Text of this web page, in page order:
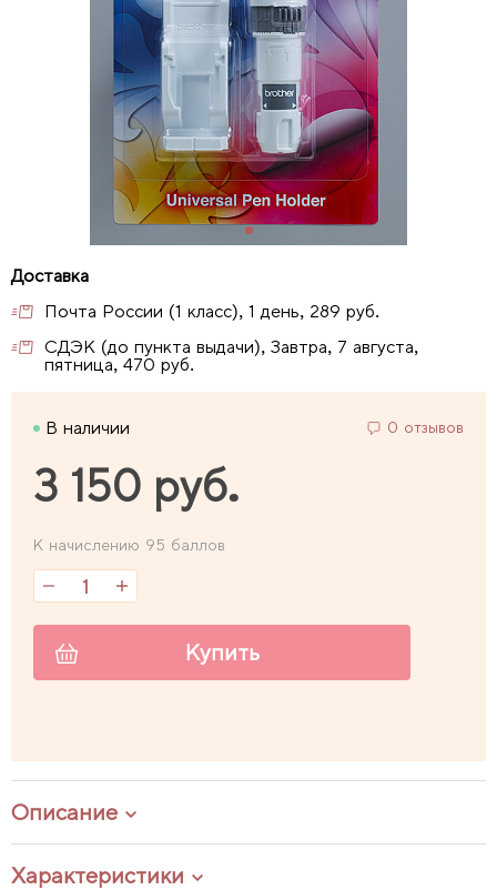
Почта России (1 класс), 1 день, 289 руб.
СДЭК (до пункта выдачи), Завтра, 7 августа,
пятница, 470 руб.
В наличии 0 отзывов
3 150 руб.
К начислению 95 баллов
Купить
Описание
Характеристики